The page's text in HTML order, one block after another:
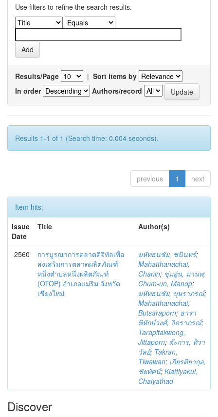
Use filters to refine the search results.
Results/Page | Sort items by
In order
Authors/record
Results 1-1 of 1 (Search time: 0.004 seconds).
previous 1 next
Item hits:
Issue
Date
Title Author(s)
2560
การบูรณาการตลาดดิจิทัลเพื่อ
ส่งเสริมการตลาดผลิตภัณฑ์
หนึ่งตำบลหนึ่งผลิตภัณฑ์
(OTOP) อำเภอแม่ริม จังหวัด
เชียงใหม่
มหัทธนชัย, ชนินทร์;
Mahatthanachai,
Chanin; ชุ่มอุ่น, มานพ;
Chum-un, Manop;
มหัทธนชัย, บุษราภรณ์;
Mahatthanachai,
Butsaraporn; ธารา
พิทักษ์วงศ์, จิตราภรณ์;
Tarapitakwong,
Jittaporn; ต๊ะการ, ทิวา
วัลย์; Takran,
Tiwawan; เกียรติยากุล,
ชัยทัศน์; Kiattiyakul,
Chaiyathad
Discover